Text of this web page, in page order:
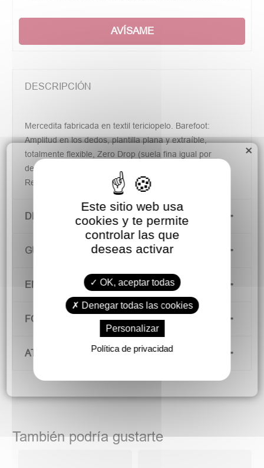
AVÍSAME
DESCRIPCIÓN
Mercedita fabricada en textil tericiopelo. Barefoot:
Amplitud en los dedos, plantilla plana y extraíble,
totalmente flexible, Zero Drop (suela fina igual por
delante que por detrás) y suela antideslizante.
Respetan el desarrollo natural del pie.
DETALLES DEL PRODUCTO
GUÍA DE TALLAS
ENVÍOS Y DEVOLUCIONES
FORMAS DE PAGO
ATENCIÓN AL CLIENTE
También podría gustarte
×
Este sitio web usa
cookies y te permite
controlar las que
deseas activar
OK, aceptar todas
Denegar todas las cookies
Personalizar
Política de privacidad